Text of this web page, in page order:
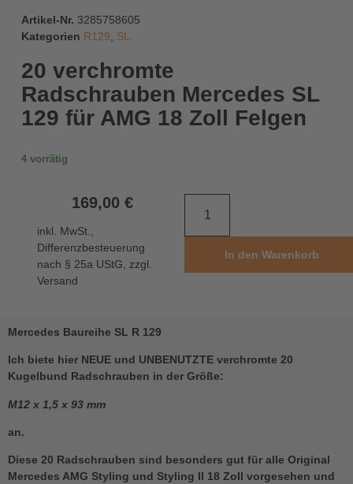
Artikel-Nr. 3285758605
Kategorien R129 SL
20 verchromte
Radschrauben Mercedes SL
129 für AMG 18 Zoll Felgen
4 vorrätig
169,00€
inkl. MwSt.,
Differenzbesteuerung
nach § 25a UStG, zzgl.
Versand
In den Warenkorb
Mercedes Baureihe SL R 129
Ich biete hier NEUE und UNBENUTZTE verchromte 20
Kugelbund Radschrauben in der Größe:
M12 x 1,5 x 93 mm
an.
Diese 20 Radschrauben sind besonders gut für alle Original
Mercedes AMG Styling und Styling II 18 Zoll vorgesehen und